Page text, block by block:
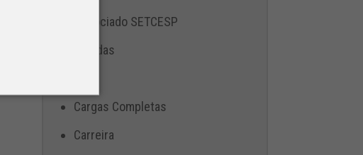
Associado SETCESP
Bebidas
Cargas Completas
Carreira